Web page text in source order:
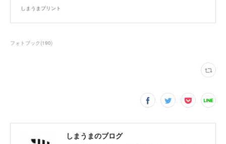
しまうまプリント
フォトブック (190)
しまうまのブログ